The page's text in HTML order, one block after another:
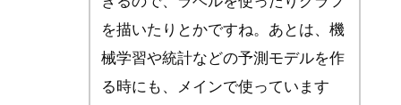
を描いたりとかですね。あとは、機
械学習や統計などの予測モデルを作
る時にも、メインで使っています